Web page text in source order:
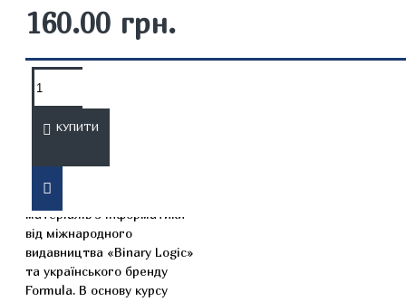
160.00 грн.
КУПИТИ
ОПИС
серія навчальних
матеріалів з інформатики
від міжнародного
видавництва «Binary Logic»
та українського бренду
Formula. В основу курсу